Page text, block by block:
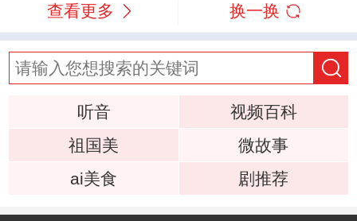
查看更多 换一换
听音
视频百科
祖国美
微故事
ai美食
剧推荐